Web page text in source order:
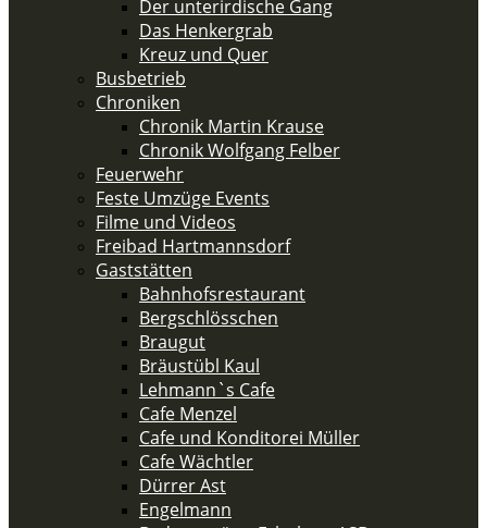
Der unterirdische Gang
Das Henkergrab
Kreuz und Quer
Busbetrieb
Chroniken
Chronik Martin Krause
Chronik Wolfgang Felber
Feuerwehr
Feste Umzüge Events
Filme und Videos
Freibad Hartmannsdorf
Gaststätten
Bahnhofsrestaurant
Bergschlösschen
Braugut
Bräustübl Kaul
Lehmann`s Cafe
Cafe Menzel
Cafe und Konditorei Müller
Cafe Wächtler
Dürrer Ast
Engelmann